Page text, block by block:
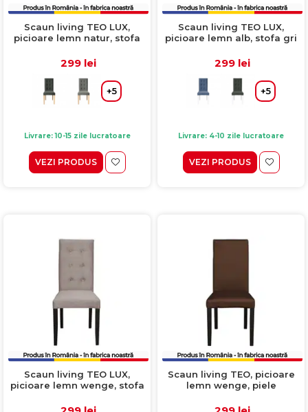
Scaun living TEO LUX,
picioare lemn natur, stofa
cm
299 lei
+5
Livrare: 10-15 zile lucratoare
VEZI PRODUS
Scaun living TEO LUX,
picioare lemn alb, stofa gri
299 lei
+5
Livrare: 4-10 zile lucratoare
VEZI PRODUS
Scaun living TEO LUX,
picioare lemn wenge, stofa
Scaun living TEO, picioare
lemn wenge, piele
46x60x98 cm